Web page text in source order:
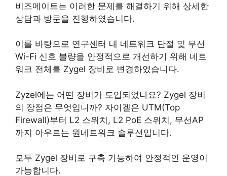
비즈메이트는 이러한 문제를 해결하기 위해 상세한
상담과 방문을 진행하였습니다.
이를 바탕으로 연구센터 내 네트워크 단절 및 무선
Wi-Fi 신호 불량을 안정적으로 개선하기 위해 네트
워크 전체를 Zygel 장비로 변경하였습니다.
Zyzel에는 어떤 장비가 도입되었나요? Zygel 장비
의 장점은 무엇입니까? 자이겔은 UTM(Top
Firewall)부터 L2 스위치, L2 PoE 스위치, 무선AP
까지 아우르는 원네트워크 솔루션입니다.
모두 Zygel 장비로 구축 가능하여 안정적인 운영이
가능합니다.